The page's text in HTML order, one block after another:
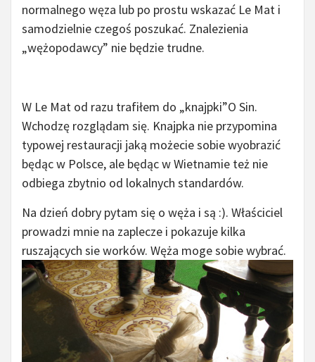
normalnego węza lub po prostu wskazać Le Mat i
samodzielnie czegoś poszukać. Znalezienia
„wężopodawcy” nie będzie trudne.
W Le Mat od razu trafiłem do „knajpki”O Sin.
Wchodzę rozglądam się. Knajpka nie przypomina
typowej restauracji jaką możecie sobie wyobrazić
będąc w Polsce, ale będąc w Wietnamie też nie
odbiega zbytnio od lokalnych standardów.
Na dzień dobry pytam się o węża i są :). Właściciel
prowadzi mnie na zaplecze i pokazuje kilka
ruszających sie worków. Węża moge sobie wybrać.